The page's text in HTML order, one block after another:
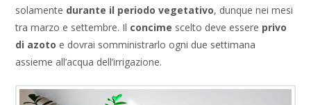
solamente durante il periodo vegetativo, dunque nei mesi
tra marzo e settembre. Il concime scelto deve essere privo
di azoto e dovrai somministrarlo ogni due settimana
assieme all’acqua dell’irrigazione.